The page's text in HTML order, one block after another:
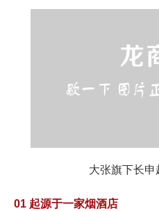
大张旗下长
01 起源于一家烟酒店